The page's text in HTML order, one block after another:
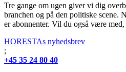
Tre gange om ugen giver vi dig
branchen og på den politiske scene.
er abonnenter. Vil du også være
HORESTAs nyhedsbrev
;
+45 35 24 80 40